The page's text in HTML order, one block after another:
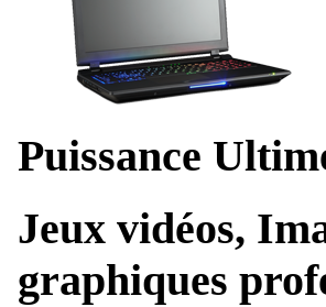
Puissance
Jeux vidéos,
graphiques